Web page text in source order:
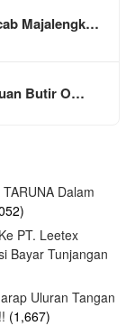
Majalengk…
Butir O…
Dalam
PT. Leetex
Bayar Tunjangan
Uluran Tangan
(1,667)